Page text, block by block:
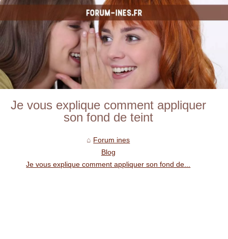
Je vous explique comment appliquer
son fond de teint
Forum ines
Blog
Je vous explique comment appliquer son fond de...